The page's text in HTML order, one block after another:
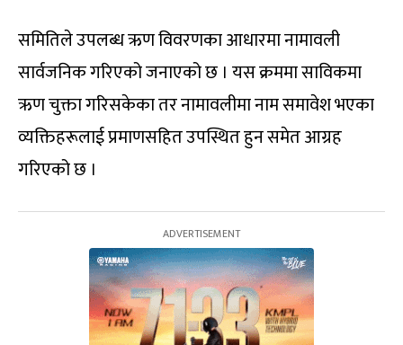
समितिले उपलब्ध ऋण विवरणका आधारमा नामावली
सार्वजनिक गरिएको जनाएको छ । यस क्रममा साविकमा
ऋण चुक्ता गरिसकेका तर नामावलीमा नाम समावेश भएका
व्यक्तिहरूलाई प्रमाणसहित उपस्थित हुन समेत आग्रह
गरिएको छ ।